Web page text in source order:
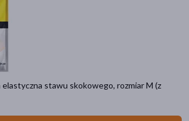
elastyczna stawu skokowego, rozmiar M (z
medyczne